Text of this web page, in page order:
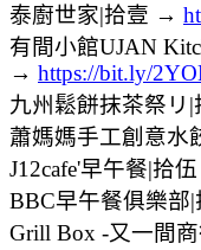
泰廚世家|拾壹 →
有間小館UJAN
→ https://bit.ly/
九州鬆餅抹茶祭リ
蕭媽媽手工創意水
J12cafe'早午餐|拾
BBC早午餐俱樂部
Grill Box -又一間